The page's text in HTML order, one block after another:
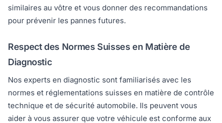
similaires au vôtre et vous donner des recommandations
pour prévenir les pannes futures.
Respect des Normes Suisses en Matière de
Diagnostic
Nos experts en diagnostic sont familiarisés avec les
normes et réglementations suisses en matière de contrôle
technique et de sécurité automobile. Ils peuvent vous
aider à vous assurer que votre véhicule est conforme aux